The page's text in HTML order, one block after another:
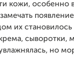
кожи, особенно
их становилось
сыворотки,
но